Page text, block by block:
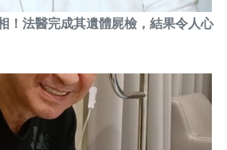
！法醫完成其遺體屍檢，結果令人心